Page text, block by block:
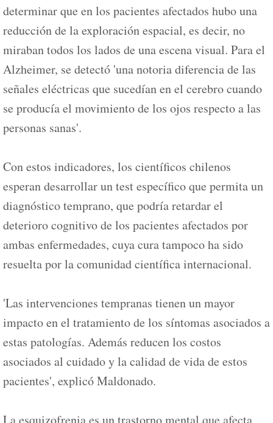
determinar que en los pacientes afectados hubo una
reducción de la exploración espacial, es decir, no
miraban todos los lados de una escena visual. Para el
Alzheimer, se detectó 'una notoria diferencia de las
señales eléctricas que sucedían en el cerebro cuando
se producía el movimiento de los ojos respecto a las
personas sanas'.
Con estos indicadores, los científicos chilenos
esperan desarrollar un test específico que permita un
diagnóstico temprano, que podría retardar el
deterioro cognitivo de los pacientes afectados por
ambas enfermedades, cuya cura tampoco ha sido
resuelta por la comunidad científica internacional.
'Las intervenciones tempranas tienen un mayor
impacto en el tratamiento de los síntomas asociados a
estas patologías. Además reducen los costos
asociados al cuidado y la calidad de vida de estos
pacientes', explicó Maldonado.
La esquizofrenia es un trastorno mental que afecta